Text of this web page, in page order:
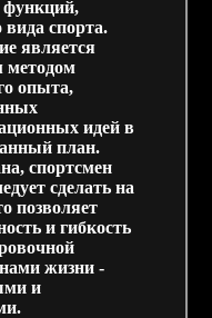
функций,
вида спорта.
является
методом
опыта,
идей в
план.
спортсмен
сделать на
позволяет
и гибкость
жизни -
и